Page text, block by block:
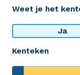
Weet je het
Ja
Kenteken
Bekijk